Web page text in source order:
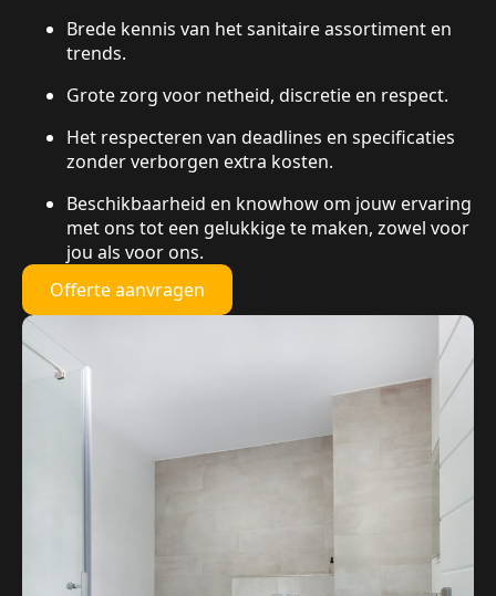
Brede kennis van het sanitaire assortiment en
trends.
Grote zorg voor netheid, discretie en respect.
Het respecteren van deadlines en specificaties
zonder verborgen extra kosten.
Beschikbaarheid en knowhow om jouw ervaring
met ons tot een gelukkige te maken, zowel voor
jou als voor ons.
Offerte aanvragen